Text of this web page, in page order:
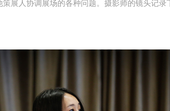
展人协调展场的各种问题。摄影师的镜头记